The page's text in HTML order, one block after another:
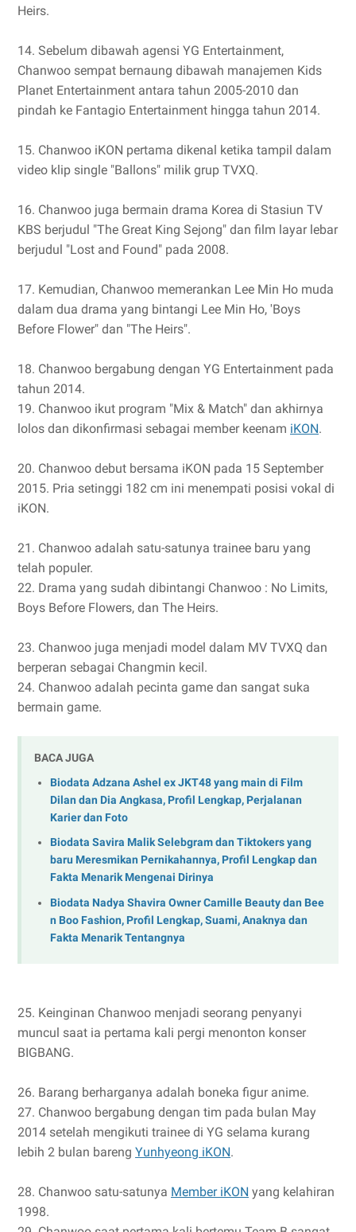
Heirs.
14. Sebelum dibawah agensi YG Entertainment,
Chanwoo sempat bernaung dibawah manajemen Kids
Planet Entertainment antara tahun 2005-2010 dan
pindah ke Fantagio Entertainment hingga tahun 2014.
15. Chanwoo iKON pertama dikenal ketika tampil dalam
video klip single "Ballons" milik grup TVXQ.
16. Chanwoo juga bermain drama Korea di Stasiun TV
KBS berjudul "The Great King Sejong" dan film layar lebar
berjudul "Lost and Found" pada 2008.
17. Kemudian, Chanwoo memerankan Lee Min Ho muda
dalam dua drama yang bintangi Lee Min Ho, 'Boys
Before Flower" dan "The Heirs".
18. Chanwoo bergabung dengan YG Entertainment pada
tahun 2014.
19. Chanwoo ikut program "Mix & Match" dan akhirnya
lolos dan dikonfirmasi sebagai member keenam iKON.
20. Chanwoo debut bersama iKON pada 15 September
2015. Pria setinggi 182 cm ini menempati posisi vokal di
iKON.
21. Chanwoo adalah satu-satunya trainee baru yang
telah populer.
22. Drama yang sudah dibintangi Chanwoo : No Limits,
Boys Before Flowers, dan The Heirs.
23. Chanwoo juga menjadi model dalam MV TVXQ dan
berperan sebagai Changmin kecil.
24. Chanwoo adalah pecinta game dan sangat suka
bermain game.
BACA JUGA
Biodata Adzana Ashel ex JKT48 yang main di Film
Dilan dan Dia Angkasa, Profil Lengkap, Perjalanan
Karier dan Foto
Biodata Savira Malik Selebgram dan Tiktokers yang
baru Meresmikan Pernikahannya, Profil Lengkap dan
Fakta Menarik Mengenai Dirinya
Biodata Nadya Shavira Owner Camille Beauty dan Bee
n Boo Fashion, Profil Lengkap, Suami, Anaknya dan
Fakta Menarik Tentangnya
25. Keinginan Chanwoo menjadi seorang penyanyi
muncul saat ia pertama kali pergi menonton konser
BIGBANG.
26. Barang berharganya adalah boneka figur anime.
27. Chanwoo bergabung dengan tim pada bulan May
2014 setelah mengikuti trainee di YG selama kurang
lebih 2 bulan bareng Yunhyeong iKON.
28. Chanwoo satu-satunya Member iKON yang kelahiran
1998.